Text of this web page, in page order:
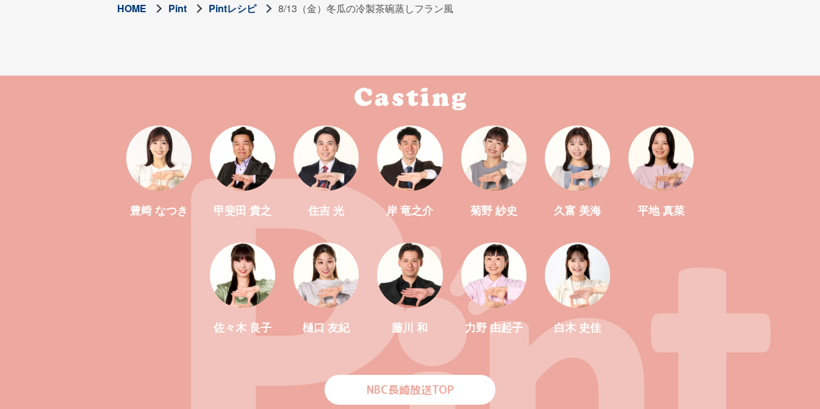
HOME Pint Pintレシピ 8/13（金）冬瓜の冷製茶碗蒸しフラン風
豊﨑 なつき 甲斐田 貴之 住吉 光 岸 竜之介 菊野 紗史 久富 美海 平地 真菜
佐々木 良子 樋口 友紀 藤川 和 力野 由起子 白木 史佳
NBC長崎放送TOP